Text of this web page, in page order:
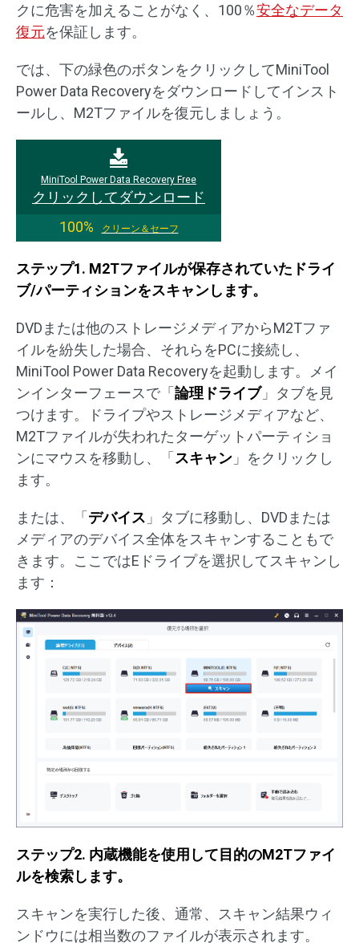
クに危害を加えることがなく、100％安全なデータ
復元を保証します。
では、下の緑色のボタンをクリックしてMiniTool
Power Data Recoveryをダウンロードしてインスト
ールし、M2Tファイルを復元しましょう。
MiniTool Power Data Recovery Free
クリックしてダウンロード
100%
クリーン＆セーフ
ステップ1. M2Tファイルが保存されていたドライ
ブ/パーティションをスキャンします。
DVDまたは他のストレージメディアからM2Tファ
イルを紛失した場合、それらをPCに接続し、
MiniTool Power Data Recoveryを起動します。メイ
ンインターフェースで「論理ドライブ」タブを見
つけます。ドライプやストレージメディアなど、
M2Tファイルが失われたターゲットパーティショ
ンにマウスを移動し、「スキャン 」をクリックし
ます。
または、「デバイス 」タブに移動し、DVDまたは
メディアのデバイス全体をスキャンすることもで
きます。ここではEドライプを選択してスキャンし
ます：
ステップ2. 内蔵機能を使用して目的のM2Tファイ
ルを検索します。
スキャンを実行した後、通常、スキャン結果ウィ
ンドウには相当数のファイルが表示されます。